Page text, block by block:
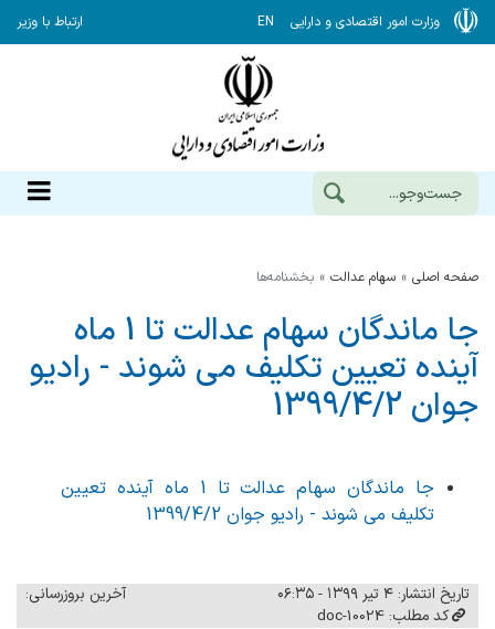
وزارت امور اقتصادی و دارایی EN ارتباط با وزیر
صفحه اصلی سهام عدالت بخشنامه‌ها
جا ماندگان سهام عدالت تا 1 ماه
آینده تعیین تکلیف می شوند - رادیو
جوان 1399/4/2
جا ماندگان سهام عدالت تا 1 ماه آینده تعیین
تکلیف می شوند - رادیو جوان 1399/4/2
تاریخ انتشار: ۴ تیر ۱۳۹۹ - ۰۶:۳۵
آخرین بروزرسانی:
کد مطلب: 10024-doc